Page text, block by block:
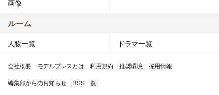
画像
ルーム
人物一覧 ドラマ一覧
会社概要 モデルプレスとは 利用規約 推奨環境 採用情報
編集部からのお知らせ RSS一覧